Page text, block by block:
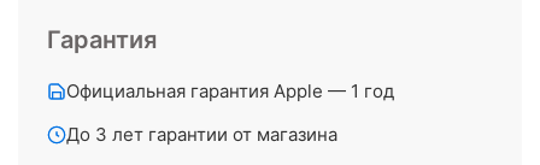
Гарантия
Официальная гарантия Apple — 1 год
До 3 лет гарантии от магазина